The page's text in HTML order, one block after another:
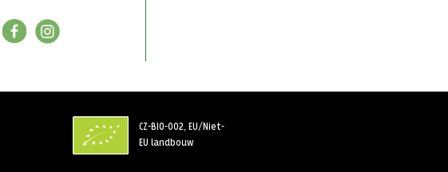
CZ-BIO-002, EU/Niet-
EU landbouw